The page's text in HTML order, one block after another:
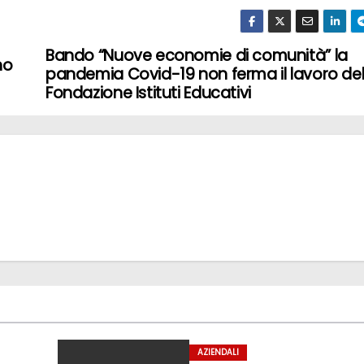
Bando “Nuove economie di comunità” la
pandemia Covid-19 non ferma il lavoro
Fondazione Istituti Educativi
AZIENDALI